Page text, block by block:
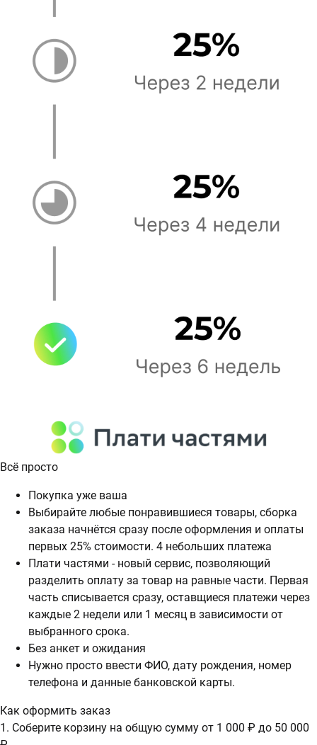
Всё просто
Покупка уже ваша
Выбирайте любые понравившиеся товары, сборка
заказа начнётся сразу после оформления и оплаты
первых 25% стоимости. 4 небольших платежа
Плати частями - новый сервис, позволяющий
разделить оплату за товар на равные части. Первая
часть списывается сразу, оставщиеся платежи через
каждые 2 недели или 1 месяц в зависимости от
выбранного срока.
Без анкет и ожидания
Нужно просто ввести ФИО, дату рождения, номер
телефона и данные банковской карты.
Как оформить заказ
1. Соберите корзину на общую сумму от 1 000 ₽ до 50 000